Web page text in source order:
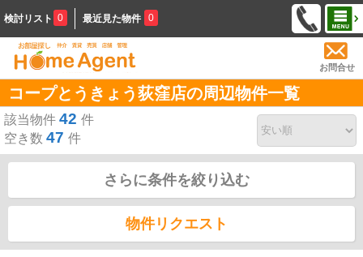
検討リスト 0 最近見た物件 0
お問合せ
コープとうきょう荻窪店の周辺物件一覧
該当物件 42 件
空き数 47 件
さらに条件を絞り込む
物件リクエスト